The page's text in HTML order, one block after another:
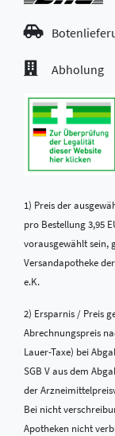
Abholung
1) Preis der
pro Bestellung 3,95
vorausgewählt sein,
Versandapotheke
e.K.
2) Ersparnis / Preis
Abrechnungspreis
Lauer-Taxe) bei
SGB V aus dem
der
Bei nicht
Apotheken nicht